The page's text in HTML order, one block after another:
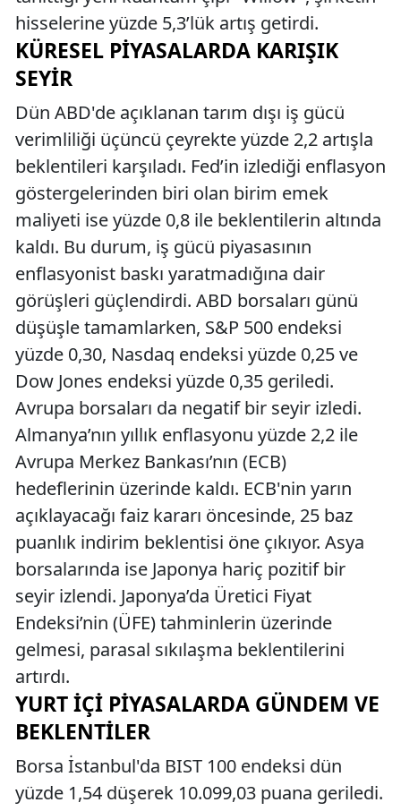
hisselerine yüzde 5,3’lük artış getirdi.
KÜRESEL PIYASALARDA KARIŞIK
SEYIR
Dün ABD'de açıklanan tarım dışı iş gücü
verimliliği üçüncü çeyrekte yüzde 2,2 artışla
beklentileri karşıladı. Fed’in izlediği enflasyon
göstergelerinden biri olan birim emek
maliyeti ise yüzde 0,8 ile beklentilerin altında
kaldı. Bu durum, iş gücü piyasasının
enflasyonist baskı yaratmadığına dair
görüşleri güçlendirdi. ABD borsaları günü
düşüşle tamamlarken, S&P 500 endeksi
yüzde 0,30, Nasdaq endeksi yüzde 0,25 ve
Dow Jones endeksi yüzde 0,35 geriledi.
Avrupa borsaları da negatif bir seyir izledi.
Almanya’nın yıllık enflasyonu yüzde 2,2 ile
Avrupa Merkez Bankası’nın (ECB)
hedeflerinin üzerinde kaldı. ECB'nin yarın
açıklayacağı faiz kararı öncesinde, 25 baz
puanlık indirim beklentisi öne çıkıyor. Asya
borsalarında ise Japonya hariç pozitif bir
seyir izlendi. Japonya’da Üretici Fiyat
Endeksi’nin (ÜFE) tahminlerin üzerinde
gelmesi, parasal sıkılaşma beklentilerini
artırdı.
YURT İÇI PIYASALARDA GÜNDEM VE
BEKLENTILER
Borsa İstanbul'da BIST 100 endeksi dün
yüzde 1,54 düşerek 10.099,03 puana geriledi.